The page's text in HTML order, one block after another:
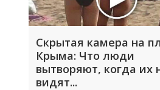
Скрытая камера на
Крыма: Что люди
вытворяют, когда их
видят...